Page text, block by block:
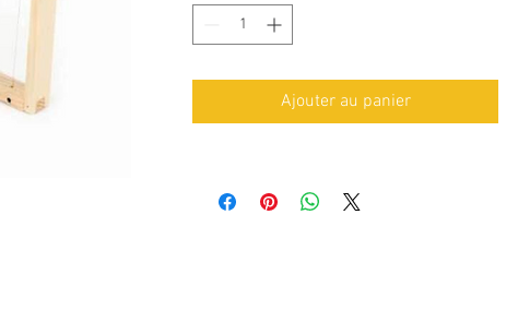
Ajouter au panier